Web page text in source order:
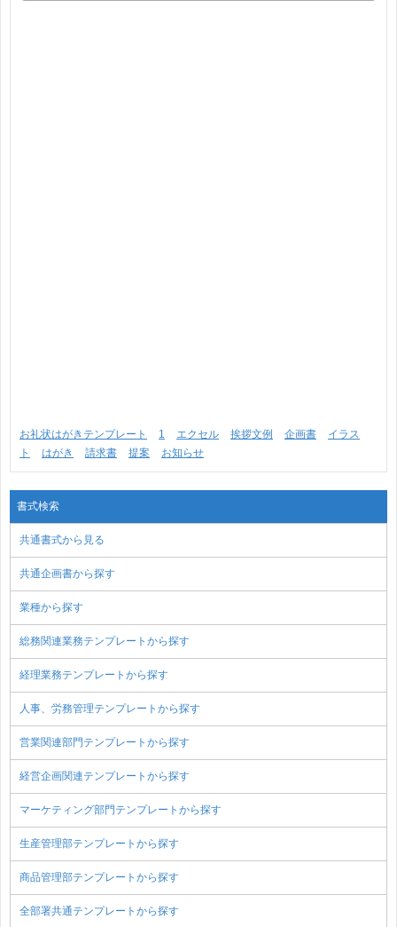
お礼状はがきテンプレート 1 エクセル 挨拶文例 企画書
イラス
ト
はがき 請求書 提案 お知らせ
書式検索
共通書式から見る
共通企画書から探す
業種から探す
総務関連業務テンプレートから探す
経理業務テンプレートから探す
人事、労務管理テンプレートから探す
営業関連部門テンプレートから探す
経営企画関連テンプレートから探す
マーケティング部門テンプレートから探す
生産管理部テンプレートから探す
商品管理部テンプレートから探す
全部署共通テンプレートから探す